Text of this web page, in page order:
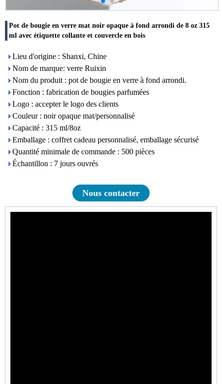
Pot de bougie en verre mat noir opaque à fond arrondi de 8 oz 315
ml avec étiquette collante et couvercle en bois
Lieu d'origine : Shanxi, Chine
Nom de marque: verre Ruixin
Nom du produit : pot de bougie en verre à fond arrondi.
Fonction : fabrication de bougies parfumées
Logo : accepter le logo des clients
Couleur : noir opaque mat/personnalisé
Capacité : 315 ml/8oz
Emballage : coffret cadeau personnalisé, emballage sécurisé
Quantité minimale de commande : 500 pièces
Échantillon : 7 jours ouvrés
Nous contacter